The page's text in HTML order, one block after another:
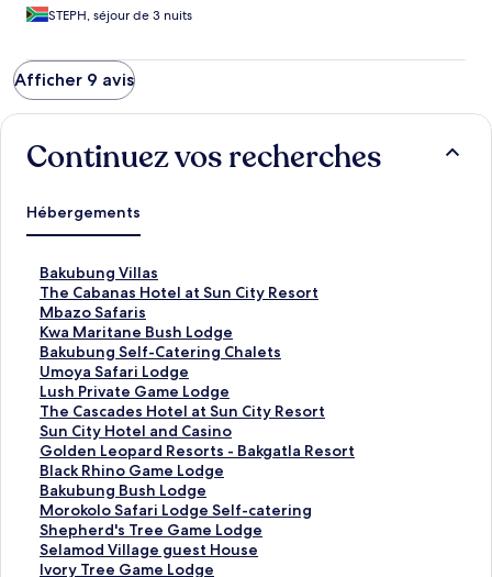
STEPH, séjour de 3 nuits
Afficher 9 avis
Continuez vos recherches
Hébergements
Bakubung Villas
L
i
e
n
o
u
v
r
a
n
t
l
a
p
a
g
The Cabanas Hotel at Sun City Resort
L
i
e
n
o
u
v
r
a
n
t
l
a
p
a
Mbazo Safaris
L
i
e
n
o
u
v
r
a
n
t
l
a
p
Kwa Maritane Bush Lodge
L
i
e
n
o
u
v
r
a
n
t
l
a
Bakubung Self-Catering Chalets
L
i
e
n
o
u
v
r
a
n
t
l
Umoya Safari Lodge
L
i
e
n
o
u
v
r
a
n
t
Lush Private Game Lodge
L
i
e
n
o
u
v
r
a
n
The Cascades Hotel at Sun City Resort
L
i
e
n
o
u
v
r
a
Sun City Hotel and Casino
L
i
e
n
o
u
v
r
Golden Leopard Resorts - Bakgatla Resort
L
i
e
n
o
u
v
Black Rhino Game Lodge
L
i
e
n
o
u
Bakubung Bush Lodge
L
i
e
n
o
Morokolo Safari Lodge Self-catering
L
i
e
n
Shepherd's Tree Game Lodge
L
i
e
Selamod Village guest House
L
iIvory Tree Game Lodge
L